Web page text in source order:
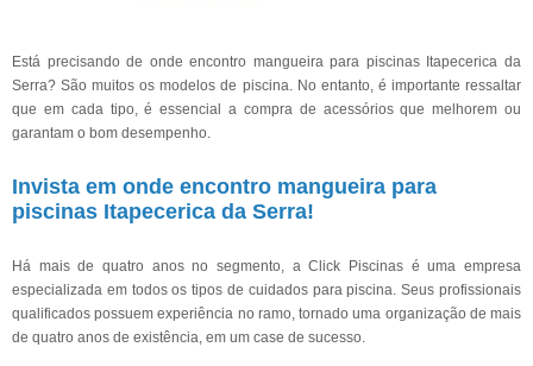
Está precisando de onde encontro mangueira para piscinas Itapecerica da
Serra? São muitos os modelos de piscina. No entanto, é importante ressaltar
que em cada tipo, é essencial a compra de acessórios que melhorem ou
garantam o bom desempenho.
Invista em onde encontro mangueira para
piscinas Itapecerica da Serra!
Há mais de quatro anos no segmento, a Click Piscinas é uma empresa
especializada em todos os tipos de cuidados para piscina. Seus profissionais
qualificados possuem experiência no ramo, tornado uma organização de mais
de quatro anos de existência, em um case de sucesso.